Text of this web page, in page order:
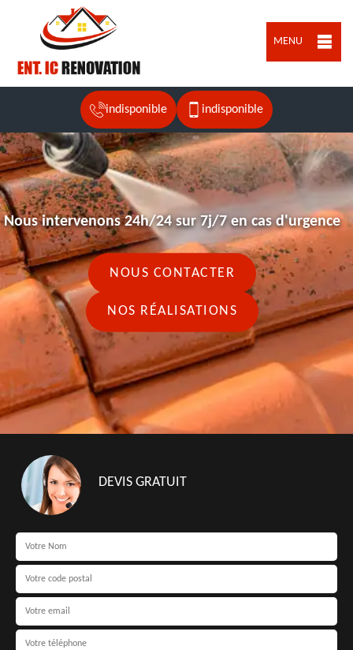
MENU
indisponible indisponible
Nous intervenons 24h/24 sur 7j/7 en cas d'urgence
NOUS CONTACTER
NOS RÉALISATIONS
DEVIS GRATUIT